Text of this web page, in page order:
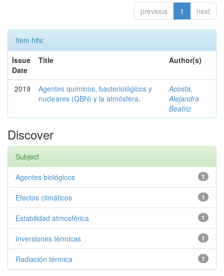
previous 1 next
Item hits:
Issue
Date
Title Author(s)
2019
Agentes químicos, bacteriológicos y
nucleares (QBN) y la atmósfera.
Acosta,
Alejandra
Beatriz
Discover
Subject
1
Agentes biológicos
1
Efectos climáticos
1
Estabilidad atmosférica
1
Inversiones térmicas
1
Radiación térmica